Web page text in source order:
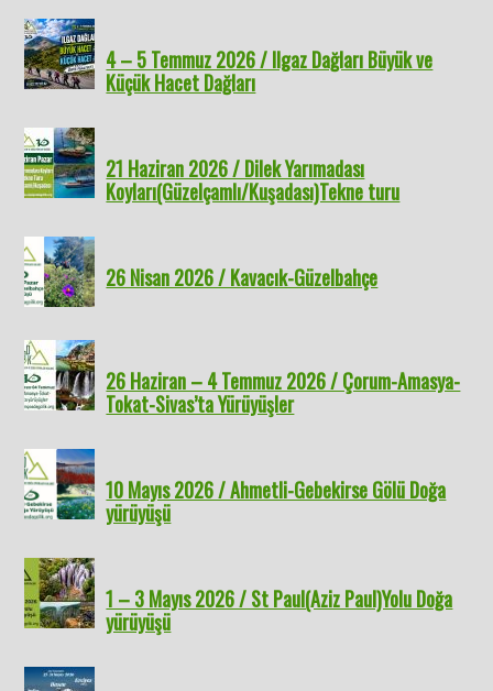
4 – 5 Temmuz 2026 / Ilgaz Dağları Büyük ve
Küçük Hacet Dağları
21 Haziran 2026 / Dilek Yarımadası
Koyları(Güzelçamlı/Kuşadası)Tekne turu
26 Nisan 2026 / Kavacık-Güzelbahçe
26 Haziran – 4 Temmuz 2026 / Çorum-Amasya-
Tokat-Sivas’ta Yürüyüşler
10 Mayıs 2026 / Ahmetli-Gebekirse Gölü Doğa
yürüyüşü
1 – 3 Mayıs 2026 / St Paul(Aziz Paul)Yolu Doğa
yürüyüşü